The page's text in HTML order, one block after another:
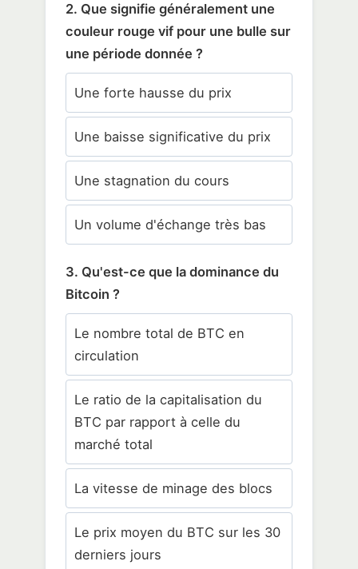
2. Que signifie généralement une
couleur rouge vif pour une bulle sur
une période donnée ?
Une forte hausse du prix
Une baisse significative du prix
Une stagnation du cours
Un volume d'échange très bas
3. Qu'est-ce que la dominance du
Bitcoin ?
Le nombre total de BTC en
circulation
Le ratio de la capitalisation du
BTC par rapport à celle du
marché total
La vitesse de minage des blocs
Le prix moyen du BTC sur les 30
derniers jours